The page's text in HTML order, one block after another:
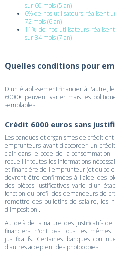
sur 60 mois (5 an)
6% de nos utilisateurs réalisent
72 mois (6 an)
11% de nos utilisateurs
sur 84 mois (7 an)
Quelles conditions pour
D'un établissement financier à l'autre,
6000€ peuvent varier mais les
semblables.
Crédit 6000 euros sans
Les banques et organismes de crédit
emprunteurs avant d'accorder un
clair dans le code de la
recueillir toutes les informations
et financière de l'emprunteur (et du co-
devront être confirmées à l'aide des
des pièces justificatives varie d'un
fonction du profil des demandeurs de
remettre des bulletins de salaire, les
d'imposition...
Au delà de la nature des justificatifs
financiers n'ont pas tous les
justificatifs. Certaines banques
d'autres acceptent des photocopies.